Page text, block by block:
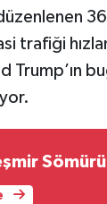
trafiği
Sömürü